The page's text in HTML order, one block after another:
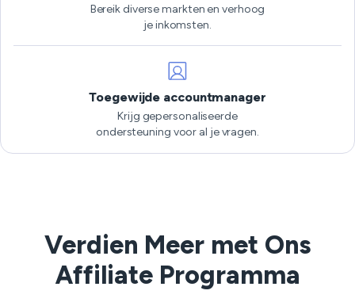
Bereik diverse markten en verhoog
je inkomsten.
Toegewijde accountmanager
Krijg gepersonaliseerde
ondersteuning voor al je vragen.
Verdien Meer met Ons
Affiliate Programma